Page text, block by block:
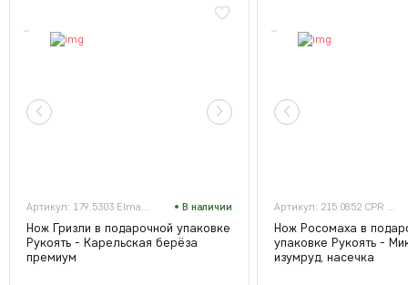
Артикул: 179.5303 Elmax Р3 (п) В наличии
Нож Гризли в подарочной упаковке
Рукоять - Карельская берёза
премиум
Артикул: 215.0852 CPR конв (п)
Нож Росомаха в
упаковке Рукоять -
изумруд, насечка